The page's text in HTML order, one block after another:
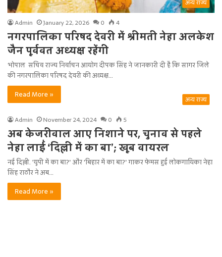
अन्य राज्य
Admin January 22, 2026 0 4
नगरपालिका परिषद देवरी में श्रीमती नेहा अलकेश
जैन पूर्ववत अध्यक्ष रहेंगी
भोपाल सचिव राज्य निर्वाचन आयोग दीपक सिंह ने जानकारी दी है कि सागर जिले
की नगरपालिका परिषद देवरी की अध्यक्ष…
Read More »
अन्य राज्य
Admin November 24, 2024 0 5
अब केजरीवाल आए निशाने पर, चुनाव से पहले
नेहा लाईं ‘दिल्ली में का बा’; खूब वायरल
नई दिल्ली. 'यूपी में का बा?' और 'बिहार में का बा?' गाकर फेमस हुईं लोकगायिका नेहा
सिंह राठौर ने अब…
Read More »